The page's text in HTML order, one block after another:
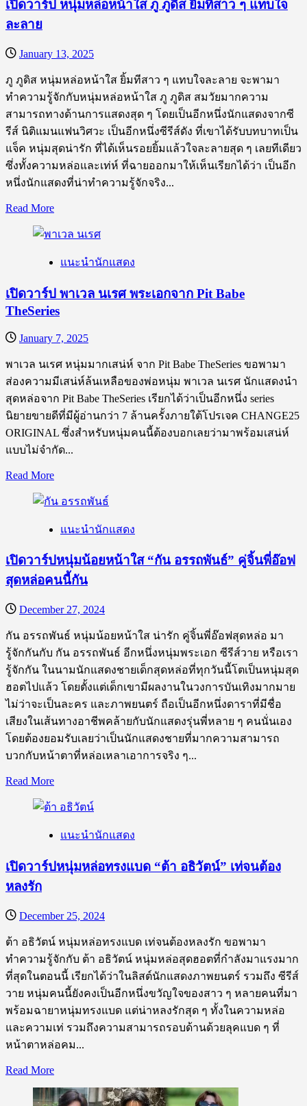
หนุ่ม
วรุศ
จาก
ซี
รีส์
ดัง
The
Box
กล่อง
หลอน
ซ่อน
เปิดวาร์ป หนุ่มหล่อหน้าใส ภู ภูดิส ยิ้มทีสาว ๆ แทบใจ
ละลาย
January 13, 2025
ภู ภูดิส หนุ่มหล่อหน้าใส ยิ้มทีสาว ๆ แทบใจละลาย จะพามา
ทำความรู้จักกับหนุ่มหล่อหน้าใส ภู ภูดิส สมวัยมากความ
สามารถทางด้านการแสดงสุด ๆ โดยเป็นอีกหนึ่งนักแสดงจากซี
รีส์ นิติแมนแฟนวิศวะ เป็นอีกหนึ่งซีรีส์ดัง ที่เขาได้รับบทบาทเป็น
แจ็ค หนุ่มสุดน่ารัก ที่ได้เห็นรอยยิ้มแล้วใจละลายสุด ๆ เลยทีเดียว
ซึ่งทั้งความหล่อและเท่ห์ ที่ฉายออกมาให้เห็นเรียกได้ว่า เป็นอีก
หนึ่งนักแสดงที่น่าทำความรู้จักจริง...
Read MoreRead
about
วาร์
หนุ่ม
หล่อ
หน้า
ภู
ภู
ดิส
ยิ้ม
ที
สาว
ใจ
แนะนำนักแสดง
เปิดวาร์ป พาเวล นเรศ พระเอกจาก Pit Babe
TheSeries
January 7, 2025
พาเวล นเรศ หนุ่มมากเสน่ห์ จาก Pit Babe TheSeries ขอพามา
ส่องความมีเสน่ห์ล้นเหลือของพ่อหนุ่ม พาเวล นเรศ นักแสดงนำ
สุดหล่อจาก Pit Babe TheSeries เรียกได้ว่าเป็นอีกหนึ่ง series
นิยายขายดีที่มีผู้อ่านกว่า 7 ล้านครั้งภายใต้โปรเจค CHANGE25
ORIGINAL ซึ่งสำหรับหนุ่มคนนี้ต้องบอกเลยว่ามาพร้อมเสน่ห์
แบบไม่จำกัด...
Read MoreRead
about
วาร์
พา
เวล
พระเอก
จาก
Pit
TheSeries
แนะนำนักแสดง
เปิดวาร์ปหนุ่มน้อยหน้าใส “กัน อรรถพันธ์” คู่จิ้นพี่อ๊อฟ
สุดหล่อคนนี้กัน
December 27, 2024
กัน อรรถพันธ์ หนุ่มน้อยหน้าใส น่ารัก คู่จิ้นพี่อ๊อฟสุดหล่อ มา
รู้จักกันกับ กัน อรรถพันธ์ อีกหนึ่งหนุ่มพระเอก ซีรีส์วาย หรือเรา
รู้จักกัน ในนามนักแสดงชายเด็กสุดหล่อที่ทุกวันนี้โตเป็นหนุ่มสุด
ฮอตไปแล้ว โดยตั้งแต่เด็กเขามีผลงานในวงการบันเทิงมากมาย
ไม่ว่าจะเป็นละคร และภาพยนตร์ ถือเป็นอีกหนึ่งดาราที่มีชื่อ
เสียงในเส้นทางอาชีพคล้ายกับนักแสดงรุ่นพี่หลาย ๆ คนนั่นเอง
โดยต้องยอมรับเลยว่าเป็นนักแสดงชายที่มากความสามารถ
บวกกับหน้าตาที่หล่อเหลาเอาการจริง ๆ...
Read MoreRead
about
วาร์
หนุ่ม
ใส
“กัน
อรรถ
พันธ์”
คู่
จิ้
นพี่อ๊อฟ
สุด
คน
นี้
แนะนำนักแสดง
เปิดวาร์ปหนุ่มหล่อทรงแบด “ต้า อธิวัตน์” เท่จนต้อง
หลงรัก
December 25, 2024
ต้า อธิวัตน์ หนุ่มหล่อทรงแบด เท่จนต้องหลงรัก ขอพามา
ทำความรู้จักกับ ต้า อธิวัตน์ หนุ่มหล่อสุดฮอตที่กำลังมาแรงมาก
ที่สุดในตอนนี้ เรียกได้ว่าในลิสต์นักแสดงภาพยนตร์ รวมถึง ซีรีส์
วาย หนุ่มคนนี้ยังคงเป็นอีกหนึ่งขวัญใจของสาว ๆ หลายคนที่มา
พร้อมฉายาหนุ่มทรงแบด แต่น่าหลงรักสุด ๆ ทั้งในความหล่อ
และความเท่ รวมถึงความสามารถรอบด้านด้วยลุคแบด ๆ ที่
หน้าตาหล่อคม...
Read MoreRead
about